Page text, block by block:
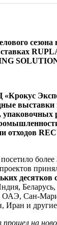
выставки
отходов
более
десятков
ОАЭ, Сан-
Иран и
прошел на